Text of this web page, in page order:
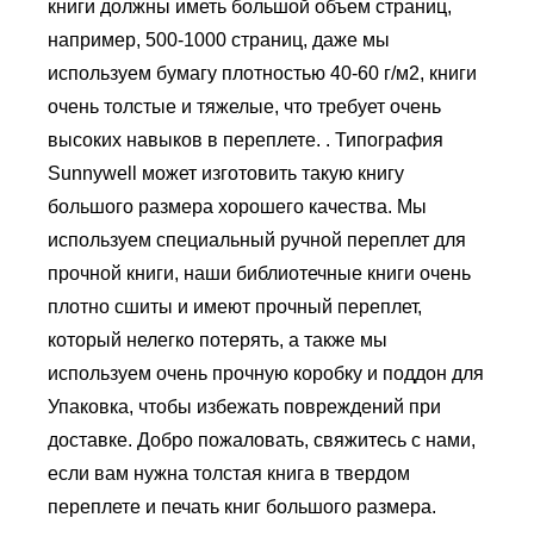
книги должны иметь большой объем страниц,
например, 500-1000 страниц, даже мы
используем бумагу плотностью 40-60 г/м2, книги
очень толстые и тяжелые, что требует очень
высоких навыков в переплете. . Типография
Sunnywell может изготовить такую ​​книгу
большого размера хорошего качества. Мы
используем специальный ручной переплет для
прочной книги, наши библиотечные книги очень
плотно сшиты и имеют прочный переплет,
который нелегко потерять, а также мы
используем очень прочную коробку и поддон для
Упаковка, чтобы избежать повреждений при
доставке. Добро пожаловать, свяжитесь с нами,
если вам нужна толстая книга в твердом
переплете и печать книг большого размера.